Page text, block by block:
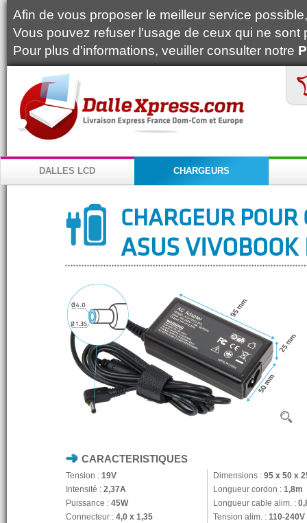
Afin de vous proposer le meilleur service
Vous pouvez refuser l'usage de ceux qui ne
Pour plus d'informations, veuiller consulter notre
DALLES LCD CHARGEURS
CHARGEUR
ASUS VIVOBOOK
CARACTERISTIQUES
Tension : 19V Dimensions : 95 x 50 x
Intensité : 2,37A Longueur cordon : 1,8m
Puissance : 45W Longueur cable alim. :
Connecteur : 4,0 x 1,35 Tension alim. : 110-240V